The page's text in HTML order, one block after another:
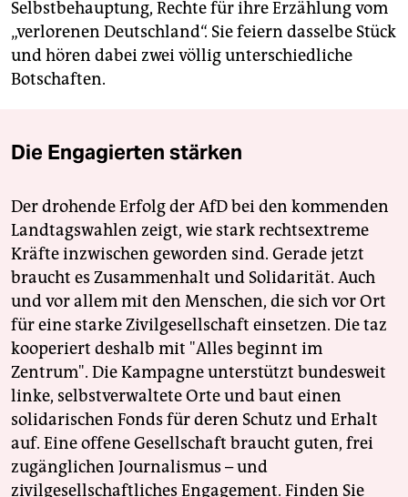
Selbstbehauptung, Rechte für ihre Erzählung vom
„verlorenen Deutschland“. Sie feiern dasselbe Stück
und hören dabei zwei völlig unterschiedliche
Botschaften.
Die Engagierten stärken
Der drohende Erfolg der AfD bei den kommenden
Landtagswahlen zeigt, wie stark rechtsextreme
Kräfte inzwischen geworden sind. Gerade jetzt
braucht es Zusammenhalt und Solidarität. Auch
und vor allem mit den Menschen, die sich vor Ort
für eine starke Zivilgesellschaft einsetzen. Die taz
kooperiert deshalb mit "Alles beginnt im
Zentrum". Die Kampagne unterstützt bundesweit
linke, selbstverwaltete Orte und baut einen
solidarischen Fonds für deren Schutz und Erhalt
auf. Eine offene Gesellschaft braucht guten, frei
zugänglichen Journalismus – und
zivilgesellschaftliches Engagement. Finden Sie